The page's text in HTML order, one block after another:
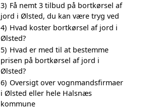
3) Få nemt 3 tilbud på bortkørsel af
jord i Ølsted, du kan være tryg ved
4) Hvad koster bortkørsel af jord i
Ølsted?
5) Hvad er med til at bestemme
prisen på bortkørsel af jord i
Ølsted?
6) Oversigt over vognmandsfirmaer
i Ølsted eller hele Halsnæs
kommune